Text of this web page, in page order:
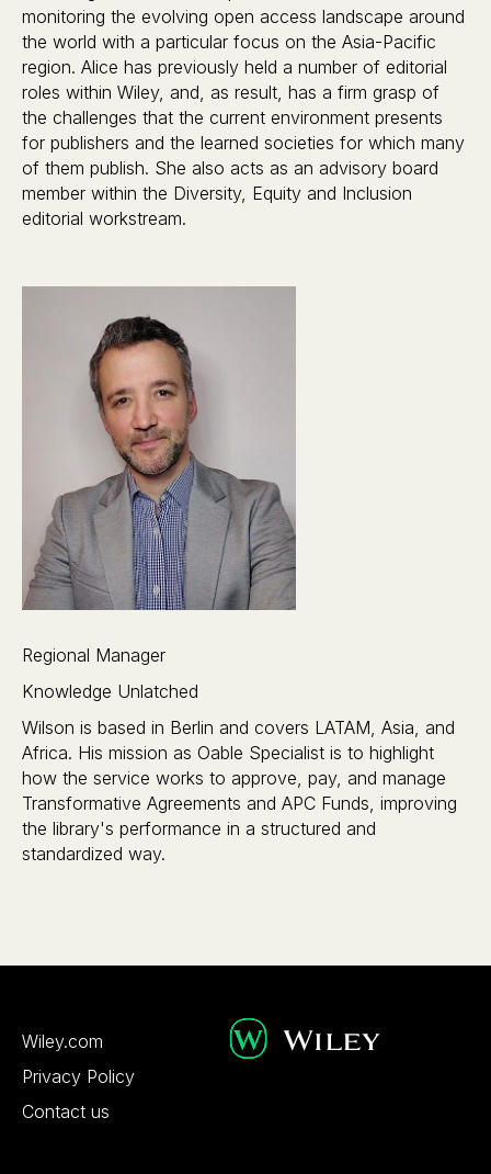
monitoring the evolving open access landscape around
the world with a particular focus on the Asia-Pacific
region. Alice has previously held a number of editorial
roles within Wiley, and, as result, has a firm grasp of
the challenges that the current environment presents
for publishers and the learned societies for which many
of them publish. She also acts as an advisory board
member within the Diversity, Equity and Inclusion
editorial workstream.‍
Regional Manager
Knowledge Unlatched
Wilson is based in Berlin and covers LATAM, Asia, and
Africa. His mission as Oable Specialist is to highlight
how the service works to approve, pay, and manage
Transformative Agreements and APC Funds, improving
the library's performance in a structured and
standardized way.
Wiley.com
Privacy Policy
Contact us